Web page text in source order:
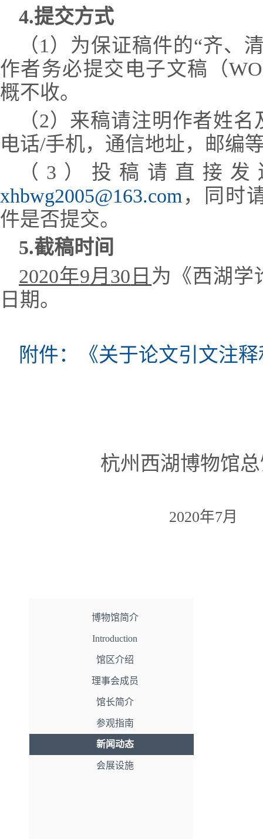
4.提交方式
（1）为保证稿件的“齐、
作者务必提交电子文稿（
概不收。
（2）来稿请注明作者姓
电话/手机，通信地址，邮编
（3）投稿请直接
xhbwg2005@163.com ，同时
件是否提交。
5.截稿时间
2020年9月 30 日 为《西湖学
日期。
附件：《关于论文引文注
杭州西湖博物馆总馆
2020年7月
博物馆简介
Introduction
馆区介绍
理事会成员
馆长简介
参观指南
新闻动态
会展设施